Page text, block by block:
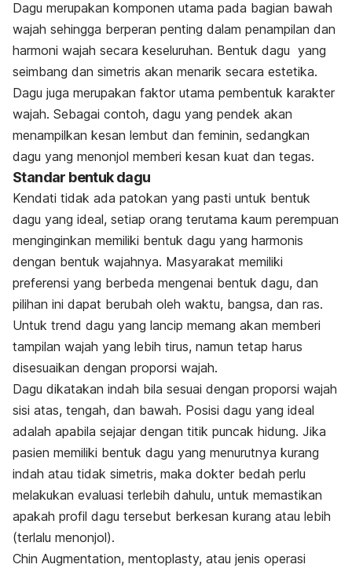
Dagu merupakan komponen utama pada bagian bawah
wajah sehingga berperan penting dalam penampilan dan
harmoni wajah secara keseluruhan. Bentuk dagu yang
seimbang dan simetris akan menarik secara estetika.
Dagu juga merupakan faktor utama pembentuk karakter
wajah. Sebagai contoh, dagu yang pendek akan
menampilkan kesan lembut dan feminin, sedangkan
dagu yang menonjol memberi kesan kuat dan tegas.
Standar bentuk dagu
Kendati tidak ada patokan yang pasti untuk bentuk
dagu yang ideal, setiap orang terutama kaum perempuan
menginginkan memiliki bentuk dagu yang harmonis
dengan bentuk wajahnya. Masyarakat memiliki
preferensi yang berbeda mengenai bentuk dagu, dan
pilihan ini dapat berubah oleh waktu, bangsa, dan ras.
Untuk trend dagu yang lancip memang akan memberi
tampilan wajah yang lebih tirus, namun tetap harus
disesuaikan dengan proporsi wajah.
Dagu dikatakan indah bila sesuai dengan proporsi wajah
sisi atas, tengah, dan bawah. Posisi dagu yang ideal
adalah apabila sejajar dengan titik puncak hidung. Jika
pasien memiliki bentuk dagu yang menurutnya kurang
indah atau tidak simetris, maka dokter bedah perlu
melakukan evaluasi terlebih dahulu, untuk memastikan
apakah profil dagu tersebut berkesan kurang atau lebih
(terlalu menonjol).
Chin Augmentation, mentoplasty, atau jenis operasi